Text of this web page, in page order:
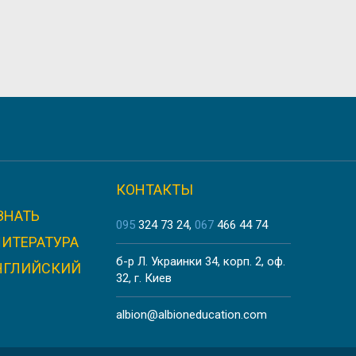
КОНТАКТЫ
095 324 73 24 067 466 44 74
б-р Л. Украинки 34, корп. 2, оф.
32, г. Киев
albion@albioneducation.com